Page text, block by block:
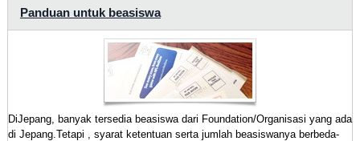
Panduan untuk beasiswa
DiJepang, banyak tersedia beasiswa dari Foundation/Organisasi yang ada
di Jepang.Tetapi , syarat ketentuan serta jumlah beasiswanya berbeda-